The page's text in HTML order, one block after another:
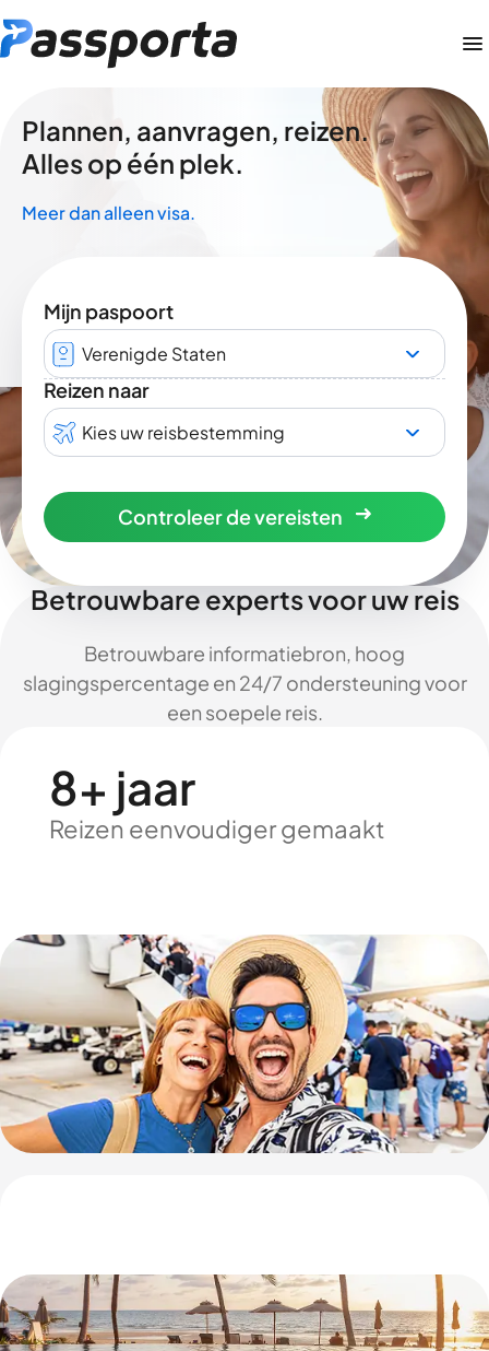
Plannen, aanvragen, reizen.
Alles op één plek.
Meer dan alleen visa.
Mijn paspoort
Verenigde Staten
Reizen naar
Kies uw reisbestemming
Controleer de vereisten
Betrouwbare experts voor uw reis
Betrouwbare informatiebron, hoog
slagingspercentage en 24/7 ondersteuning voor
een soepele reis.
8+ jaar
Reizen eenvoudiger gemaakt